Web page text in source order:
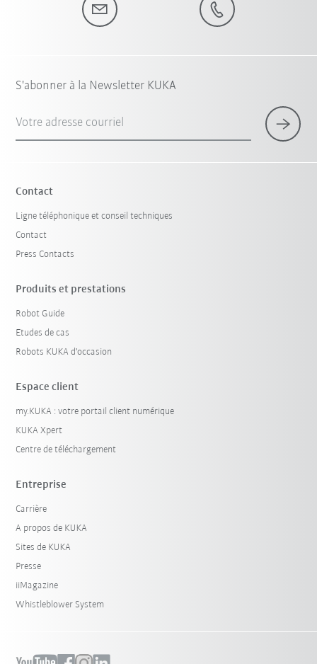
S'abonner à la Newsletter KUKA
Votre adresse courriel
Contact
Ligne téléphonique et conseil techniques
Contact
Press Contacts
Produits et prestations
Robot Guide
Etudes de cas
Robots KUKA d'occasion
Espace client
my.KUKA : votre portail client numérique
KUKA Xpert
Centre de téléchargement
Entreprise
Carrière
A propos de KUKA
Sites de KUKA
Presse
iiMagazine
Whistleblower System